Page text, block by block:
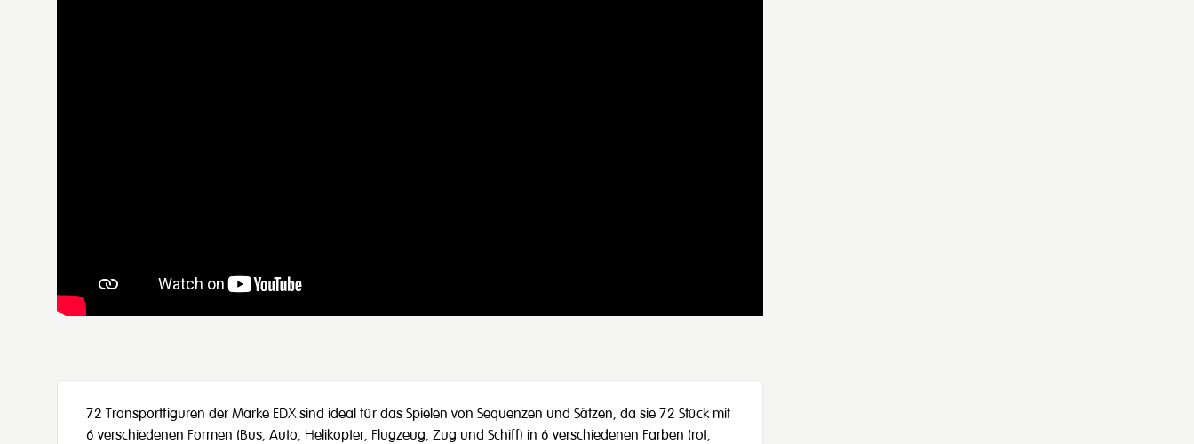
72 Transportfiguren der Marke EDX sind ideal für das Spielen von Sequenzen und Sätzen, da sie 72 Stück mit
6 verschiedenen Formen (Bus, Auto, Helikopter, Flugzeug, Zug und Schiff) in 6 verschiedenen Farben (rot,